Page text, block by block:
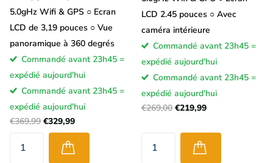
5.0gHz Wifi & GPS ○ Ecran
LCD de 3,19 pouces ○ Vue
panoramique à 360 degrés
Commandé avant 23h45 =
expédié aujourd'hui
Commandé avant 23h45 =
expédié aujourd'hui
€369,99 €329,99
LCD 2.45 pouces ○ Avec
caméra intérieure
Commandé avant 23h45 =
expédié aujourd'hui
Commandé avant 23h45 =
expédié aujourd'hui
€269,00 €219,99